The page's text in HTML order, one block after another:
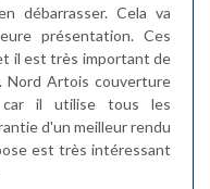
débarrasser. Cela va
présentation. Ces
il est très important de
Nord Artois couverture
car il utilise tous les
d'un meilleur rendu
est très intéressant